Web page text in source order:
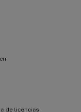
de licencias